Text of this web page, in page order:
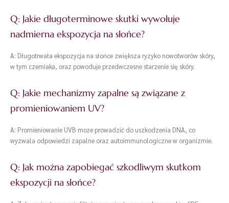
Q: Jakie długoterminowe skutki wywołuje
nadmierna ekspozycja na słońce?
A: Długotrwała ekspozycja na słońce zwiększa ryzyko nowotworów skóry,
w tym czerniaka, oraz powoduje przedwczesne starzenie się skóry.
Q: Jakie mechanizmy zapalne są związane z
promieniowaniem UV?
A: Promieniowanie UVB może prowadzić do uszkodzenia DNA, co
wyzwala odpowiedzi zapalne oraz autoimmunologiczne w organizmie.
Q: Jak można zapobiegać szkodliwym skutkom
ekspozycji na słońce?